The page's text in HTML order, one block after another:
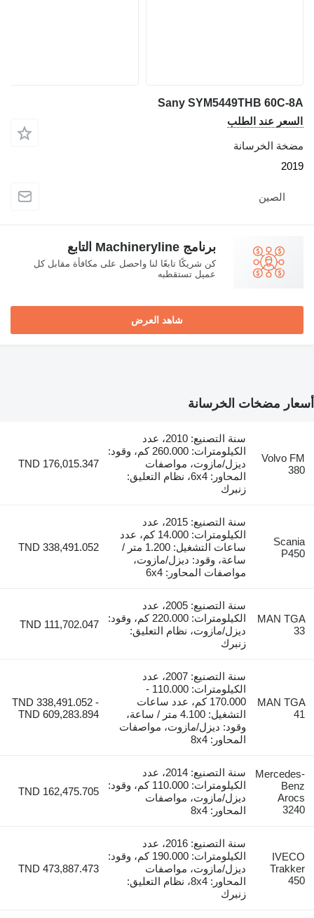
Sany SYM5449THB
عند الطلب
الخرسانة
الصين
برنامج Machineryline التابع
كن شريكًا تابعًا لنا واحصل على مكافأة مقابل كل
عميل تستقطبه
شاهد العرض
مضخات الخرسانة
Volvo
سنة التصنيع: 2010، عدد
الكيلومترات: 260.000 كم، وقود:
ديزل/مازوت، مواصفات
المحاور: 6x4، نظام التعليق:
زنبرك
TND 176,015.347
سنة التصنيع: 2015، عدد
الكيلومترات: 14.000 كم، عدد
ساعات التشغيل: 1.200 متر /
ساعة، وقود: ديزل/مازوت،
مواصفات المحاور: 6x4
TND 338,491.052
MAN
سنة التصنيع: 2005، عدد
الكيلومترات: 220.000 كم، وقود:
ديزل/مازوت، نظام التعليق:
زنبرك
TND 111,702.047
MAN
سنة التصنيع: 2007، عدد
الكيلومترات: 110.000 -
170.000 كم، عدد ساعات
التشغيل: 4.100 متر / ساعة،
وقود: ديزل/مازوت، مواصفات
المحاور: 8x4
TND 338,491.052 -
TND 609,283.894
سنة التصنيع: 2014، عدد
الكيلومترات: 110.000 كم، وقود:
ديزل/مازوت، مواصفات
المحاور: 8x4
TND 162,475.705
سنة التصنيع: 2016، عدد
الكيلومترات: 190.000 كم، وقود:
ديزل/مازوت، مواصفات
المحاور: 8x4، نظام التعليق:
زنبرك
TND 473,887.473